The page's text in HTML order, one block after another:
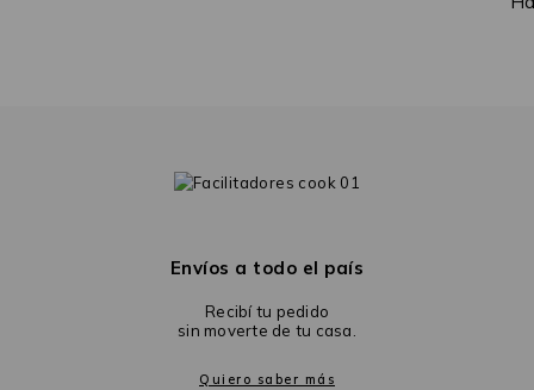
Envíos a todo el país
Recibí tu pedido
sin moverte de tu casa.
Quiero saber más